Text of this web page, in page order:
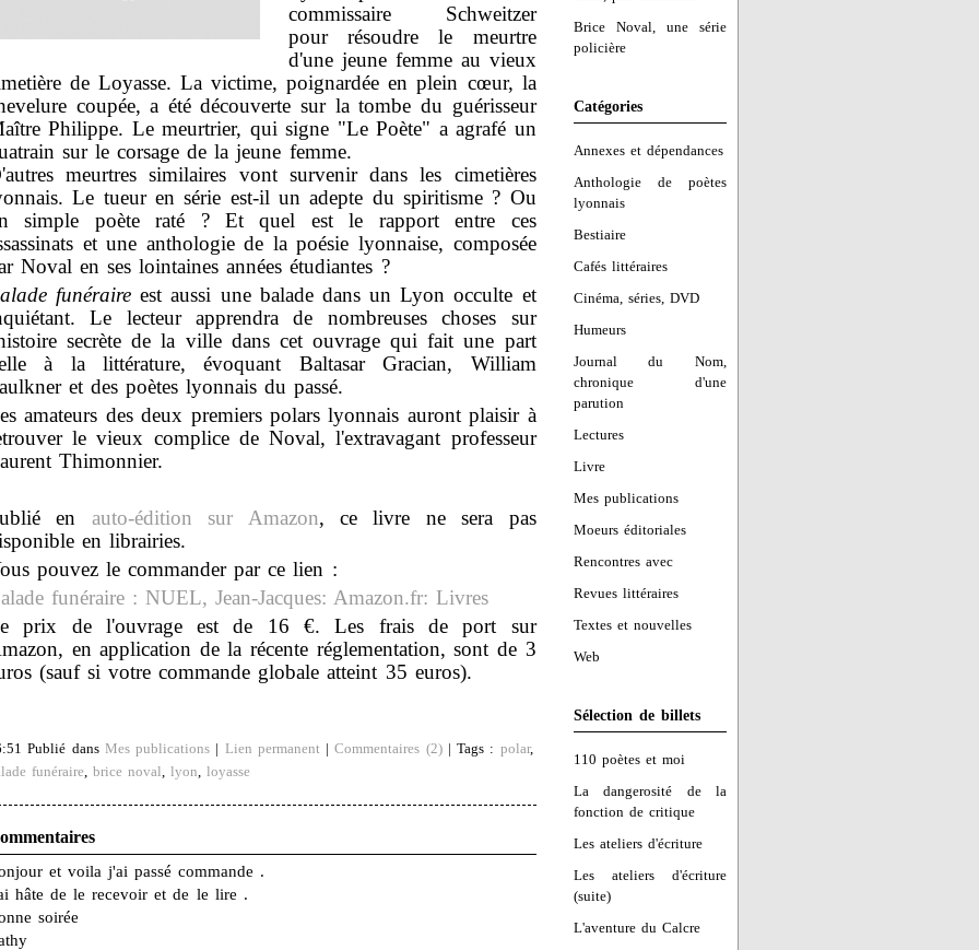
Brice Noval, une série
policière
Catégories
Annexes et dépendances
Anthologie de poètes
lyonnais
Bestiaire
Cafés littéraires
Cinéma, séries, DVD
Humeurs
Journal du Nom,
chronique d'une
parution
Lectures
Livre
Mes publications
Moeurs éditoriales
Rencontres avec
Revues littéraires
Textes et nouvelles
Web
Sélection de billets
110 poètes et moi
La dangerosité de la
fonction de critique
Les ateliers d'écriture
Les ateliers d'écriture
(suite)
L'aventure du Calcre
commissaire Schweitzer
pour résoudre le meurtre
d'une jeune femme au vieux
de Loyasse. La victime, poignardée en plein cœur, la
coupée, a été découverte sur la tombe du guérisseur
Philippe. Le meurtrier, qui signe "Le Poète" a agrafé un
sur le corsage de la jeune femme.
meurtres similaires vont survenir dans les cimetières
Le tueur en série est-il un adepte du spiritisme ? Ou
simple poète raté ? Et quel est le rapport entre ces
et une anthologie de la poésie lyonnaise, composée
Noval en ses lointaines années étudiantes ?
funéraire est aussi une balade dans un Lyon occulte et
Le lecteur apprendra de nombreuses choses sur
secrète de la ville dans cet ouvrage qui fait une part
à la littérature, évoquant Baltasar Gracian, William
et des poètes lyonnais du passé.
amateurs des deux premiers polars lyonnais auront plaisir à
le vieux complice de Noval, l'extravagant professeur
Thimonnier.
en auto-édition sur Amazon, ce livre ne sera pas
en librairies.
pouvez le commander par ce lien :
funéraire : NUEL, Jean-Jacques: Amazon.fr: Livres
prix de l'ouvrage est de 16 €. Les frais de port sur
en application de la récente réglementation, sont de 3
(sauf si votre commande globale atteint 35 euros).
Publié dans Mes publications | Lien permanent|Commentaires (2)| Tags : polar,
funéraire,brice noval,lyon,loyasse
et voila j'ai passé commande .
hâte de le recevoir et de le lire .
soirée